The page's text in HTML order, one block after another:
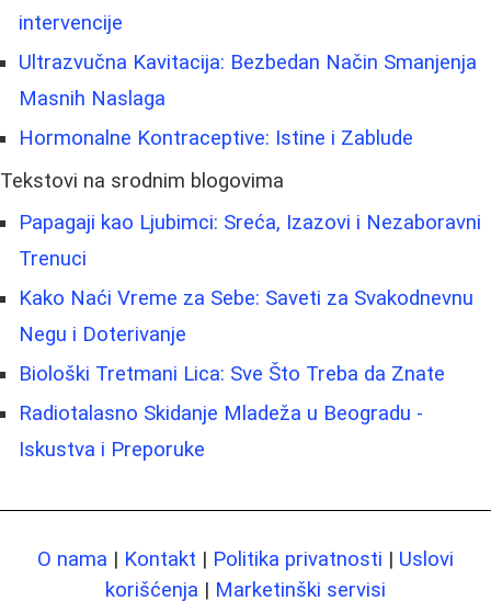
intervencije
Ultrazvučna Kavitacija: Bezbedan Način Smanjenja
Masnih Naslaga
Hormonalne Kontraceptive: Istine i Zablude
Tekstovi na srodnim blogovima
Papagaji kao Ljubimci: Sreća, Izazovi i Nezaboravni
Trenuci
Kako Naći Vreme za Sebe: Saveti za Svakodnevnu
Negu i Doterivanje
Biološki Tretmani Lica: Sve Što Treba da Znate
Radiotalasno Skidanje Mladeža u Beogradu -
Iskustva i Preporuke
O nama | Kontakt | Politika privatnosti | Uslovi
korišćenja | Marketinški servisi